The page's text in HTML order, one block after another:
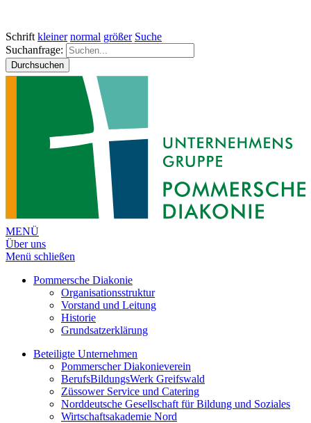
Schrift kleiner normal größer Suche
Suchanfrage:
Durchsuchen
MENÜ
Über uns
Menü schließen
Pommersche Diakonie
Organisationsstruktur
Vorstand und Leitung
Historie
Grundsatzerklärung
Beteiligte Unternehmen
Pommerscher Diakonieverein
BerufsBildungsWerk Greifswald
Züssower Service und Catering
Norddeutsche Gesellschaft für Bildung und Soziales
Wirtschaftsakademie Nord